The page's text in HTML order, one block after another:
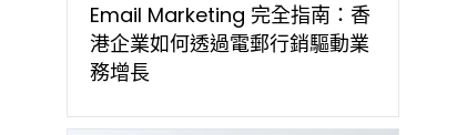
Email Marketing 完全指南：香
港企業如何透過電郵行銷驅動業
務增長